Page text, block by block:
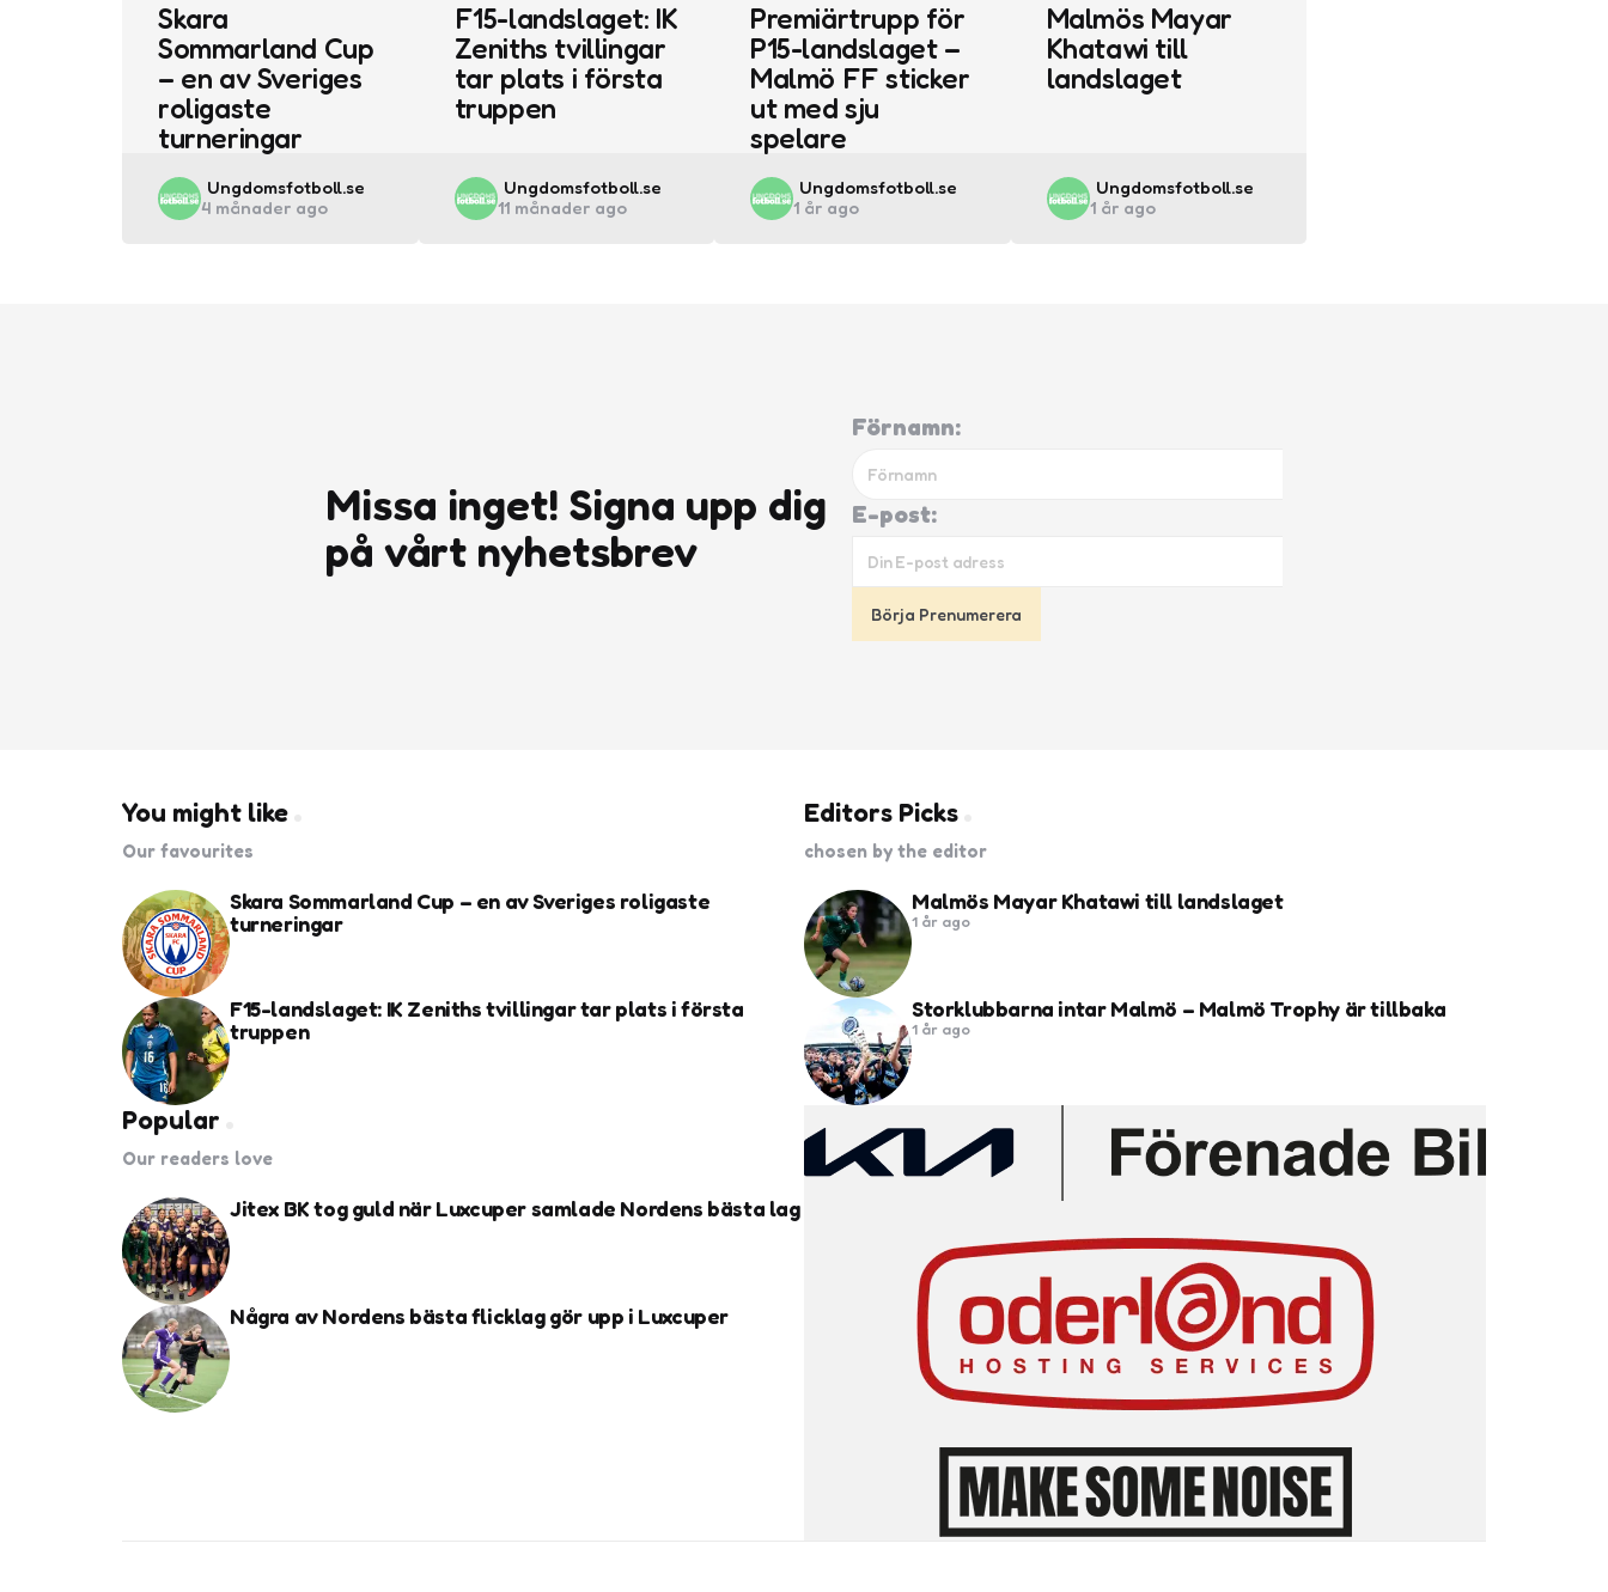
Skara
Sommarland Cup
– en av Sveriges
roligaste
turneringar
Posted
by
Ungdomsfotboll.se
4 månader ago
F15-landslaget: IK
Zeniths tvillingar
tar plats i första
truppen
Posted
by
Ungdomsfotboll.se
11 månader ago
Premiärtrupp för
P15-landslaget –
Malmö FF sticker
ut med sju
spelare
Posted
by
Ungdomsfotboll.se
1 år ago
Malmös Mayar
Khatawi till
landslaget
Posted
by
Ungdomsfotboll.se
1 år ago
Missa inget! Signa upp dig
på vårt nyhetsbrev
Förnamn:
E-post:
You might like
Our favourites
Skara Sommarland Cup – en av Sveriges roligaste
turneringar
F15-landslaget: IK Zeniths tvillingar tar plats i första
truppen
Editors Picks
chosen by the editor
Malmös Mayar Khatawi till landslaget
1 år ago
Storklubbarna intar Malmö – Malmö Trophy är tillbaka
1 år ago
Popular
Our readers love
Jitex BK tog guld när Luxcuper samlade Nordens bästa lag
Några av Nordens bästa flicklag gör upp i Luxcuper